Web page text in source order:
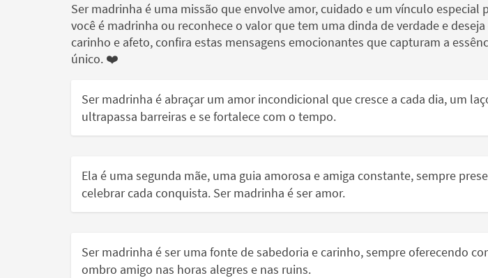
Ser madrinha é uma missão que envolve amor, cuidado e um vínculo especial
você é madrinha ou reconhece o valor que tem uma dinda de verdade e
carinho e afeto, confira estas mensagens emocionantes que capturam a
único. ❤️
Ser madrinha é abraçar um amor incondicional que cresce a cada dia, um
ultrapassa barreiras e se fortalece com o tempo.
Ela é uma segunda mãe, uma guia amorosa e amiga constante, sempre
celebrar cada conquista. Ser madrinha é ser amor.
Ser madrinha é ser uma fonte de sabedoria e carinho, sempre oferecendo
ombro amigo nas horas alegres e nas ruins.